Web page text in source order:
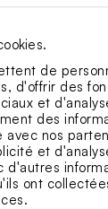
de
d'offrir des
et
des
nos
et
ont
Sucette
mariage
Faire part
double volet